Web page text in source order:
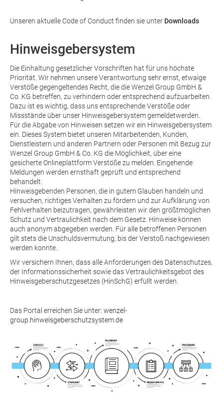
Unseren aktuelle Code of Conduct finden sie unter Downloads
Hinweisgebersystem
Die Einhaltung gesetzlicher Vorschriften hat für uns höchste
Priorität. Wir nehmen unsere Verantwortung sehr ernst, etwaige
Verstöße gegengeltendes Recht, die die Wenzel Group GmbH &
Co. KG betreffen, zu verhindern oder entsprechend aufzuarbeiten.
Dazu ist es wichtig, dass uns entsprechende Verstöße oder
Missstände über unser Hinweisgebersystem gemeldetwerden.
Für die Abgabe von Hinweisen setzen wir ein Hinweisgebersystem
ein. Dieses System bietet unseren Mitarbeitenden, Kunden,
Dienstleistern und anderen Partnern oder Personen mit Bezug zur
Wenzel Group GmbH & Co. KG die Möglichkeit, über eine
gesicherte Onlineplattform Verstöße zu melden. Eingehende
Meldungen werden ernsthaft geprüft und entsprechend
behandelt.
Hinweisgebenden Personen, die in gutem Glauben handeln und
versuchen, richtiges Verhalten zu fördern und zur Aufklärung von
Fehlverhalten beizutragen, gewährleisten wir den größtmöglichen
Schutz und Vertraulichkeit nach dem Gesetz. Hinweise können
auch anonym abgegeben werden. Für alle betroffenen Personen
gilt stets die Unschuldsvermutung, bis der Verstoß nachgewiesen
werden konnte.
Wir versichern Ihnen, dass alle Anforderungen des Datenschutzes,
der Informationssicherheit sowie das Vertraulichkeitsgebot des
Hinweisgeberschutzgesetzes (HinSchG) erfüllt werden.
Das Portal erreichen Sie unter: wenzel-
group.hinweisgeberschutzsystem.de